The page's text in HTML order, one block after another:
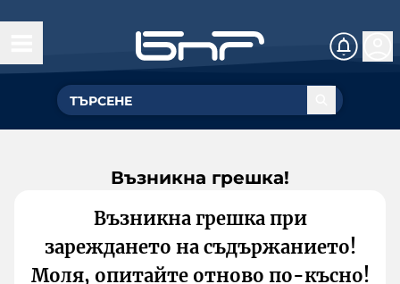
Възникна грешка!
Възникна грешка при
зареждането на съдържанието!
Моля, опитайте отново по-късно!